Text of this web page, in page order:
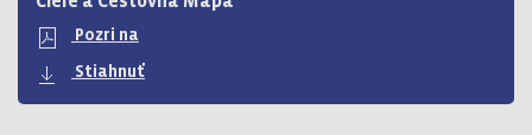
Pozri na
Stiahnuť